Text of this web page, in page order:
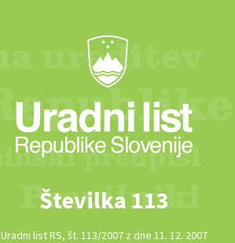
Številka 113
Uradni list RS, št. 113/2007 z dne 11. 12. 2007